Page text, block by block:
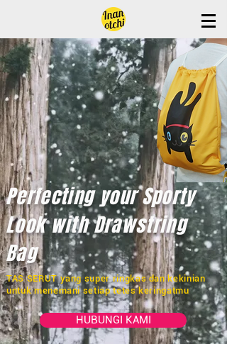
Perfecting your Sporty
Look with Drawstring
Bag
TAS SERUT yang super ringkas dan kekinian
untuk menemani setiap tetes keringatmu
HUBUNGI KAMI